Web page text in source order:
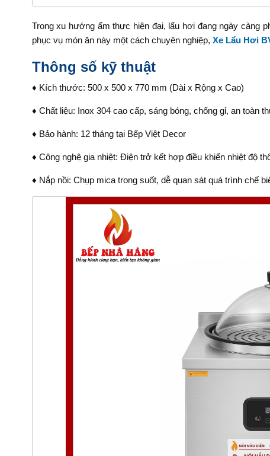
Trong xu hướng ẩm thực hiện đại, lẩu hơi đang ngày
phục vụ món ăn này một cách chuyên nghiệp, Xe Lẩu Hơi
Thông số kỹ thuật
♦ Kích thước: 500 x 500 x 770 mm (Dài x Rộng x Cao)
♦ Chất liệu: Inox 304 cao cấp, sáng bóng, chống gỉ, an toàn
♦ Bảo hành: 12 tháng tại Bếp Việt Decor
♦ Công nghệ gia nhiệt: Điện trở kết hợp điều khiển nhiệt độ
♦ Nắp nồi: Chụp mica trong suốt, dễ quan sát quá trình chế